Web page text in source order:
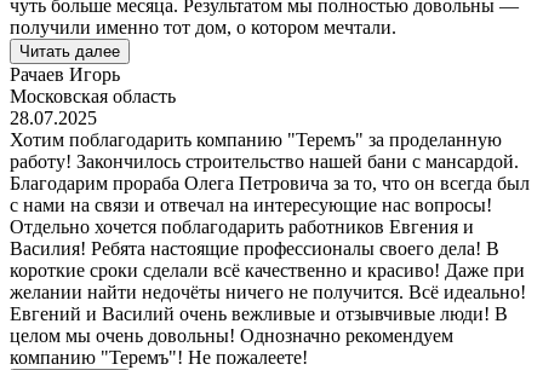
чуть больше месяца. Результатом мы полностью довольны —
получили именно тот дом, о котором мечтали.
Читать далее
Рачаев Игорь
Московская область
28.07.2025
Хотим поблагодарить компанию "Теремъ" за проделанную
работу! Закончилось строительство нашей бани с мансардой.
Благодарим прораба Олега Петровича за то, что он всегда был
с нами на связи и отвечал на интересующие нас вопросы!
Отдельно хочется поблагодарить работников Евгения и
Василия! Ребята настоящие профессионалы своего дела! В
короткие сроки сделали всё качественно и красиво! Даже при
желании найти недочёты ничего не получится. Всё идеально!
Евгений и Василий очень вежливые и отзывчивые люди! В
целом мы очень довольны! Однозначно рекомендуем
компанию "Теремъ"! Не пожалеете!